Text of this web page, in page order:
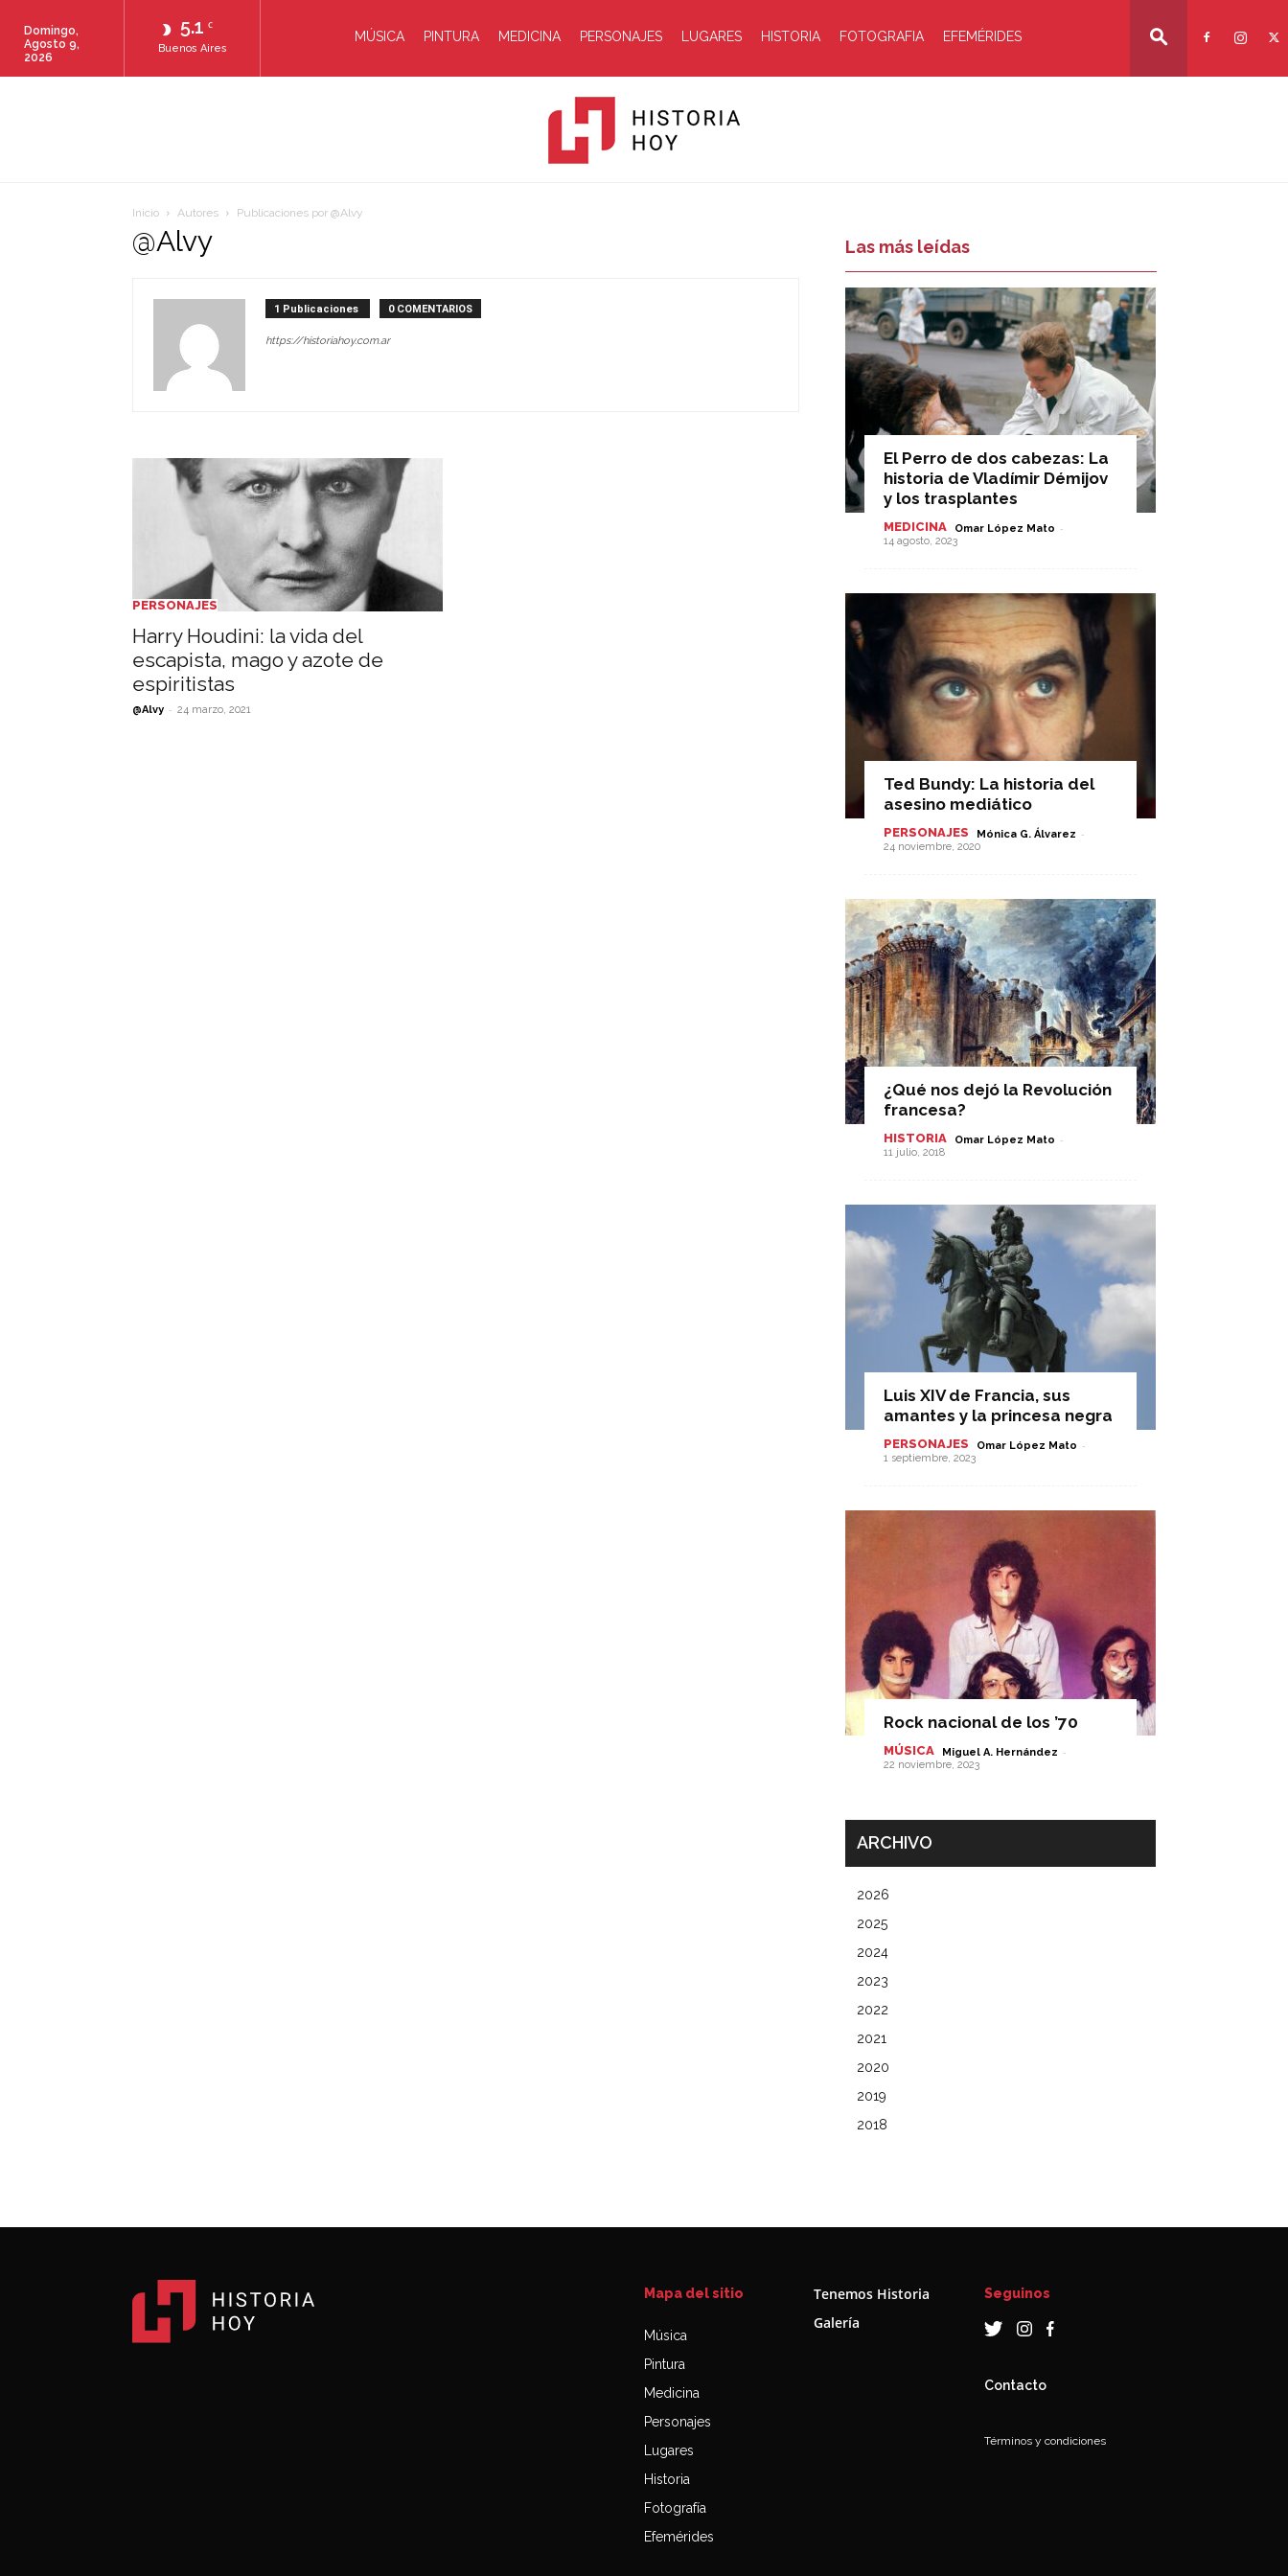
5.1 C
Buenos Aires
Domingo,
Agosto 9,
2026
MÚSICA PINTURA MEDICINA PERSONAJES LUGARES HISTORIA FOTOGRAFIA EFEMÉRIDES
Inicio Autores Publicaciones por @Alvy
@Alvy
1 Publicaciones 0 COMENTARIOS
https://historiahoy.com.ar
PERSONAJES
Harry Houdini: la vida del
escapista, mago y azote de
espiritistas
@Alvy - 24 marzo, 2021
Las más leídas
El Perro de dos cabezas: La
historia de Vladímir Démijov
y los trasplantes
MEDICINA Omar López Mato -
14 agosto, 2023
Ted Bundy: La historia del
asesino mediático
PERSONAJES Mónica G. Álvarez -
24 noviembre, 2020
¿Qué nos dejó la Revolución
francesa?
HISTORIA Omar López Mato -
11 julio, 2018
Luis XIV de Francia, sus
amantes y la princesa negra
PERSONAJES Omar López Mato -
1 septiembre, 2023
Rock nacional de los ’70
MÚSICA Miguel A. Hernández -
22 noviembre, 2023
ARCHIVO
2026
2025
2024
2023
2022
2021
2020
2019
2018
Mapa del sitio
Música
Pintura
Medicina
Personajes
Lugares
Historia
Fotografía
Efemérides
Tenemos Historia
Galería
Seguinos
Contacto
Términos y condiciones